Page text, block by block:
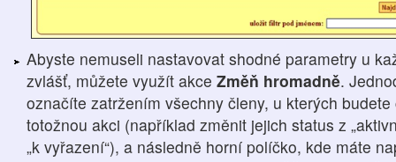
Abyste nemuseli nastavovat shodné parametry u
zvlášť, můžete využít akce Změň hromadně.
označíte zatržením všechny členy, u kterých
totožnou akci (například změnit jejich status z
„k vyřazení“), a následně horní políčko, kde máte